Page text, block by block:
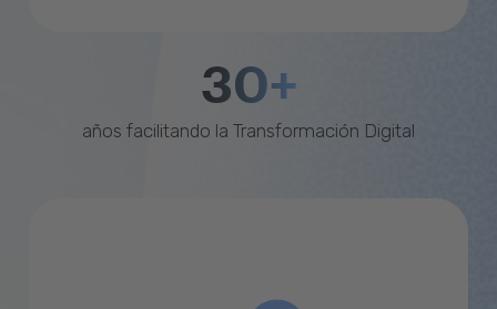
30+
años facilitando la Transformación Digital